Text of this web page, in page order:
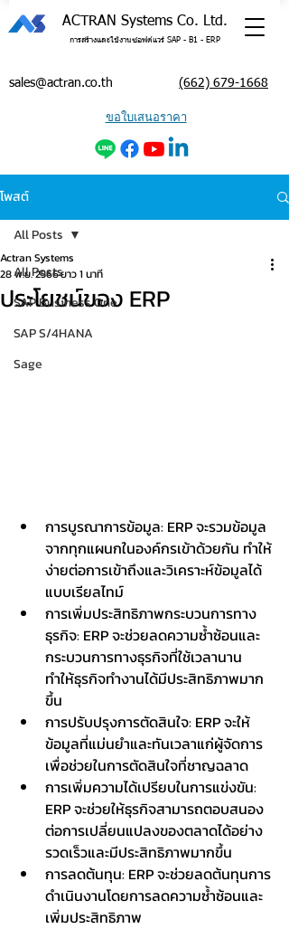
ACTRAN Systems Co. Ltd.
การสร้างและใช้งานซอฟต์แวร์ SAP - B1 - ERP
sales@actran.co.th (662) 679-1668
ขอใบเสนอราคา
โพสต์
All Posts
SAP Business One
SAP S/4HANA
Sage
All Posts
ประโยชน์ของ ERP
Actran Systems
28 พ.ย. 2566ยาว 1 นาที
การบูรณาการข้อมูล: ERP จะรวมข้อมูล
จากทุกแผนกในองค์กรเข้าด้วยกัน ทำให้
ง่ายต่อการเข้าถึงและวิเคราะห์ข้อมูลได้
แบบเรียลไทม์
การเพิ่มประสิทธิภาพกระบวนการทาง
ธุรกิจ: ERP จะช่วยลดความซ้ำซ้อนและ
กระบวนการทางธุรกิจที่ใช้เวลานาน
ทำให้ธุรกิจทำงานได้มีประสิทธิภาพมาก
ขึ้น
การปรับปรุงการตัดสินใจ: ERP จะให้
ข้อมูลที่แม่นยำและทันเวลาแก่ผู้จัดการ
เพื่อช่วยในการตัดสินใจที่ชาญฉลาด
การเพิ่มความได้เปรียบในการแข่งขัน:
ERP จะช่วยให้ธุรกิจสามารถตอบสนอง
ต่อการเปลี่ยนแปลงของตลาดได้อย่าง
รวดเร็วและมีประสิทธิภาพมากขึ้น
การลดต้นทุน: ERP จะช่วยลดต้นทุนการ
ดำเนินงานโดยการลดความซ้ำซ้อนและ
เพิ่มประสิทธิภาพ